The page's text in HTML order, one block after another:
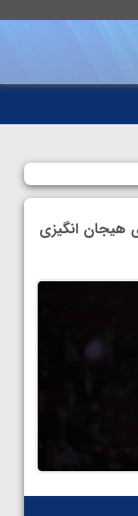
هیجان انگیزی